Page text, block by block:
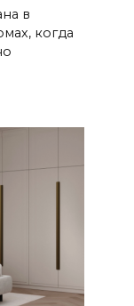
в
когда